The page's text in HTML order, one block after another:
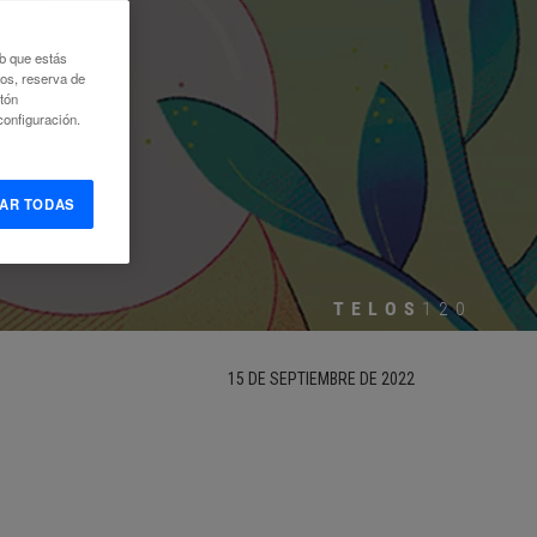
TELOS 120
15 DE SEPTIEMBRE DE 2022
que estás
reserva de
TODAS